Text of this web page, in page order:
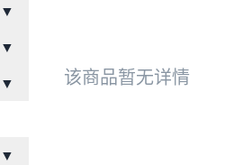
▼
▼
▼
▼
该商品暂无详情